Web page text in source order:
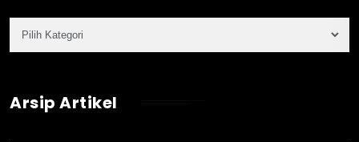
Arsip Artikel